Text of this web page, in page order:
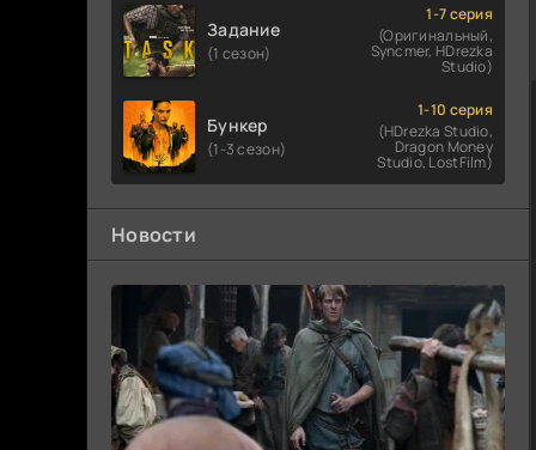
Задание
(1 сезон)
1-7 серия
(Оригинальный,
Syncmer, HDrezka
Studio)
Бункер
(1-3 сезон)
1-10 серия
(HDrezka Studio,
Dragon Money
Studio, LostFilm)
Новости